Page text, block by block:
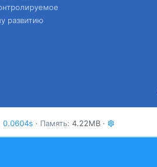
развитию
0.0604s Память 4.22MB